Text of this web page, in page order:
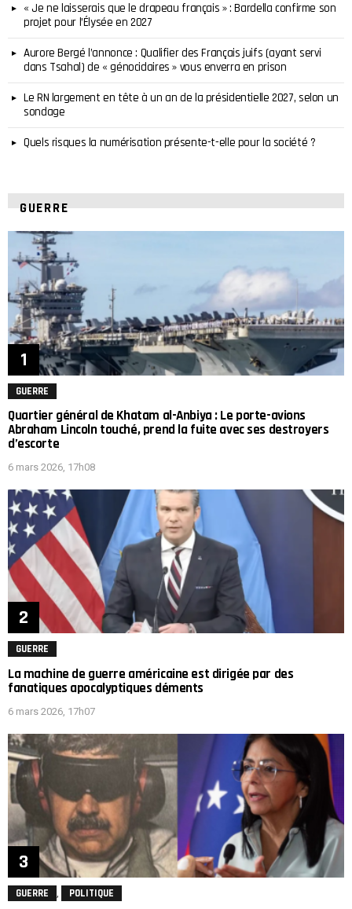
« Je ne laisserais que le drapeau français » : Bardella confirme son
projet pour l’Élysée en 2027
Aurore Bergé l’annonce : Qualifier des Français juifs (ayant servi
dans Tsahal) de « génocidaires » vous enverra en prison
Le RN largement en tête à un an de la présidentielle 2027, selon un
sondage
Quels risques la numérisation présente-t-elle pour la société ?
GUERRE
GUERRE
Quartier général de Khatam al-Anbiya : Le porte-avions
Abraham Lincoln touché, prend la fuite avec ses destroyers
d’escorte
6 mars 2026, 17h08
GUERRE
La machine de guerre américaine est dirigée par des
fanatiques apocalyptiques déments
6 mars 2026, 17h07
GUERRE POLITIQUE